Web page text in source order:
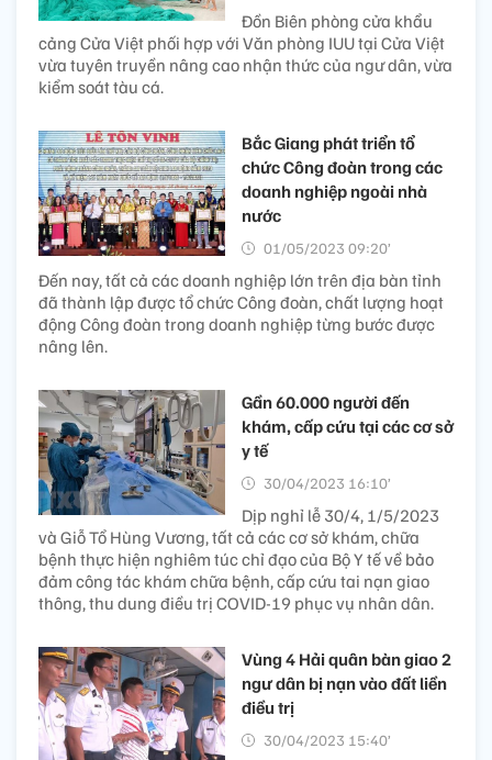
Đồn Biên phòng cửa khẩu
cảng Cửa Việt phối hợp với Văn phòng IUU tại Cửa Việt
vừa tuyên truyền nâng cao nhận thức của ngư dân, vừa
kiểm soát tàu cá.
Bắc Giang phát triển tổ
chức Công đoàn trong các
doanh nghiệp ngoài nhà
nước
01/05/2023 09:20’
Đến nay, tất cả các doanh nghiệp lớn trên địa bàn tỉnh
đã thành lập được tổ chức Công đoàn, chất lượng hoạt
động Công đoàn trong doanh nghiệp từng bước được
nâng lên.
Gần 60.000 người đến
khám, cấp cứu tại các cơ sở
y tế
30/04/2023 16:10’
Dịp nghỉ lễ 30/4, 1/5/2023
và Giỗ Tổ Hùng Vương, tất cả các cơ sở khám, chữa
bệnh thực hiện nghiêm túc chỉ đạo của Bộ Y tế về bảo
đảm công tác khám chữa bệnh, cấp cứu tai nạn giao
thông, thu dung điều trị COVID-19 phục vụ nhân dân.
Vùng 4 Hải quân bàn giao 2
ngư dân bị nạn vào đất liền
điều trị
30/04/2023 15:40’